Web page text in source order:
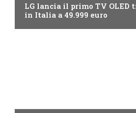
LG lancia il primo TV OLED
in Italia a 49.999 euro